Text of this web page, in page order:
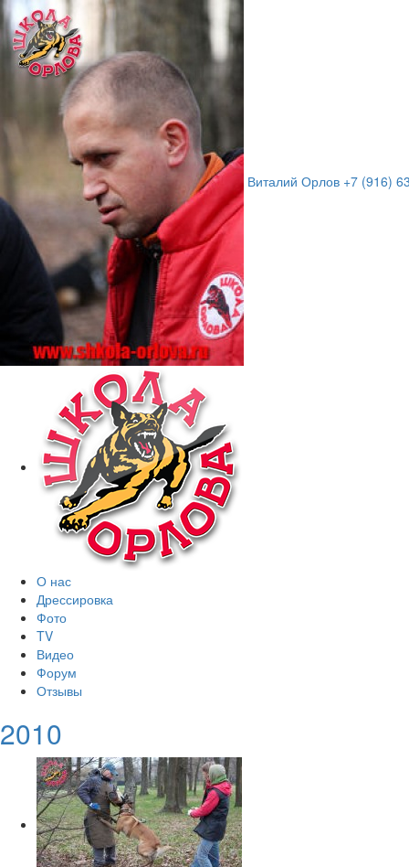
Виталий Орлов +7 (916)
О нас
Дрессировка
Фото
TV
Видео
Форум
Отзывы
2010